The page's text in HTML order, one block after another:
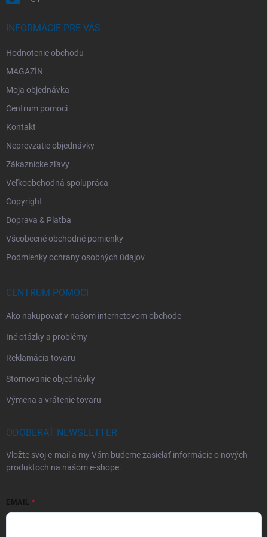
INFORMÁCIE PRE VÁS
Hodnotenie obchodu
MAGAZÍN
Moja objednávka
Centrum pomoci
Kontakt
Neprevzatie objednávky
Zákaznícke zľavy
Veľkoobchodná spolupráca
Copyright
Doprava & Platba
Všeobecné obchodné pomienky
Podmienky ochrany osobných údajov
CENTRUM POMOCI
Ako nakupovať v našom internetovom obchode
Iné otázky a problémy
Reklamácia tovaru
Stornovanie objednávky
Výmena a vrátenie tovaru
ODOBERAŤ NEWSLETTER
Vložte svoj e-mail a my Vám budeme zasielať informácie o nových
produktoch na našom e-shope.
EMAIL